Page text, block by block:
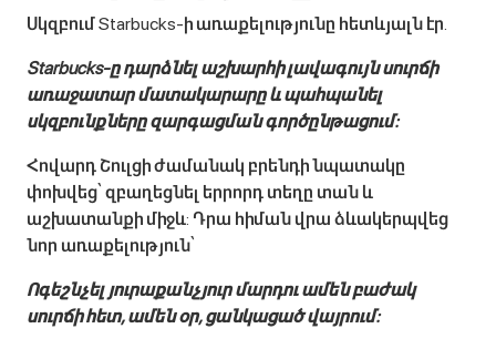
Սկզբում Starbucks-ի առաքելությունը հետևյալն էր.
Starbucks-ը դարձնել աշխարհի լավագույն սուրճի
առաջատար մատակարարը և պահպանել
սկզբունքները զարգացման գործընթացում:
Հովարդ Շուլցի ժամանակ բրենդի նպատակը
փոխվեց՝ զբաղեցնել երրորդ տեղը տան և
աշխատանքի միջև: Դրա հիման վրա ձևակերպվեց
նոր առաքելություն՝
Ոգեշնչել յուրաքանչյուր մարդու ամեն բաժակ
սուրճի հետ, ամեն օր, ցանկացած վայրում: